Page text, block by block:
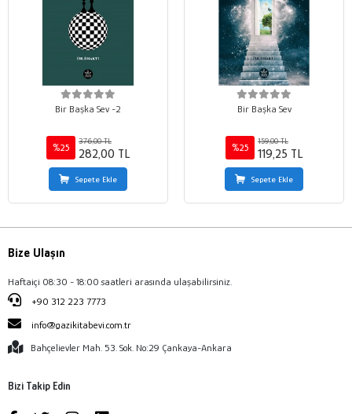
Bir Başka Sev -2
%25
376,00 TL
282,00 TL
Sepete Ekle
Bir Başka Sev
%25
159,00 TL
119,25 TL
Sepete Ekle
Bize Ulaşın
Haftaiçi 08:30 - 18:00 saatleri arasında ulaşabilirsiniz.
+90 312 223 7773
info@gazikitabevi.com.tr
Bahçelievler Mah. 53. Sok. No:29 Çankaya-Ankara
Bizi Takip Edin